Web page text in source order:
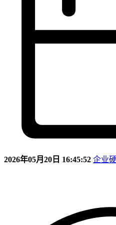
2026年05月20日 16:45:52 企业